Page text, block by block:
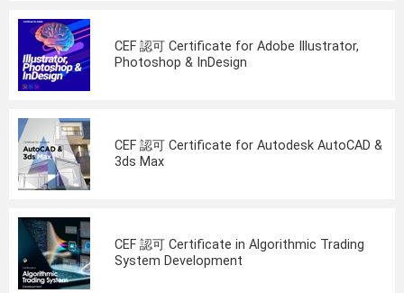
CEF 認可 Certificate for Adobe Illustrator,
Photoshop & InDesign
CEF 認可 Certificate for Autodesk AutoCAD &
3ds Max
CEF 認可 Certificate in Algorithmic Trading
System Development